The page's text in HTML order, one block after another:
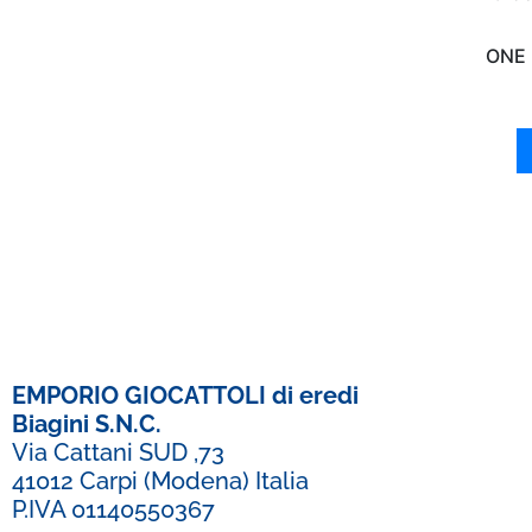
EMPORIO GIOCATTOLI di eredi
Biagini S.N.C.
Via Cattani SUD ,73
41012 Carpi (Modena) Italia
P.IVA 01140550367